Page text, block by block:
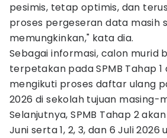
pesimis, tetap optimis, dan
proses pergeseran data masih
memungkinkan," kata dia.
Sebagai informasi, calon murid
terpetakan pada SPMB Tahap 1
mengikuti proses daftar ulang
2026 di sekolah tujuan masing-
Selanjutnya, SPMB Tahap 2
Juni serta 1, 2, 3, dan 6 Juli